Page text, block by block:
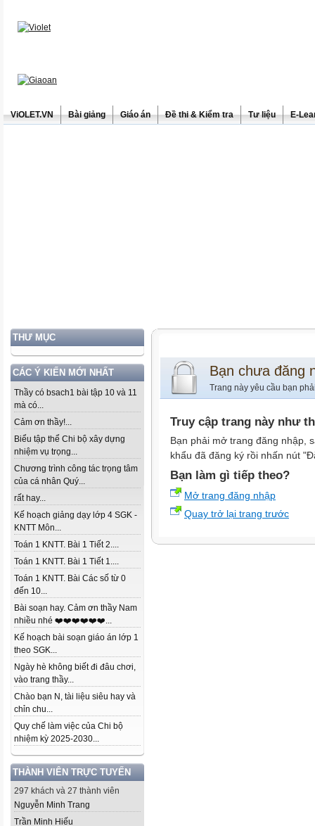
ViOLET.VN Bài giảng Giáo án Đề thi & Kiểm tra Tư liệu E-
THƯ MỤC
CÁC Ý KIẾN MỚI NHẤT
Thầy có bsach1 bài tập 10 và 11
mà có...
Cảm ơn thầy!...
Biểu tập thể Chi bộ xây dựng
nhiệm vụ trọng...
Chương trình công tác trọng tâm
của cá nhân Quý...
rất hay...
Kế hoạch giảng dạy lớp 4 SGK -
KNTT Môn...
Toán 1 KNTT. Bài 1 Tiết 2....
Toán 1 KNTT. Bài 1 Tiết 1....
Toán 1 KNTT. Bài Các số từ 0
đến 10...
Bài soạn hay. Cảm ơn thầy Nam
nhiều nhé ❤️❤️❤️❤️❤️❤️...
Kế hoạch bài soạn giáo án lớp 1
theo SGK...
Ngày hè không biết đi đâu chơi,
vào trang thầy...
Chào bạn N, tài liệu siêu hay và
chỉn chu...
Quy chế làm việc của Chi bộ
nhiệm kỳ 2025-2030...
THÀNH VIÊN TRỰC TUYẾN
297 khách và 27 thành viên
Nguyễn Minh Trang
Trần Minh Hiếu
Bạn chưa đăng
Trang này yêu cầu bạn
Truy cập trang này như
Bạn phải mở trang đăng nhập,
khẩu đã đăng ký rồi nhấn nút
Bạn làm gì tiếp theo?
Mở trang đăng nhập
Quay trở lại trang trước